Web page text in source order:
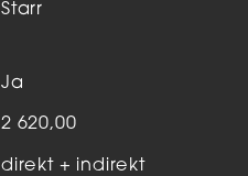
Starr
Ja
2 620,00
direkt + indirekt